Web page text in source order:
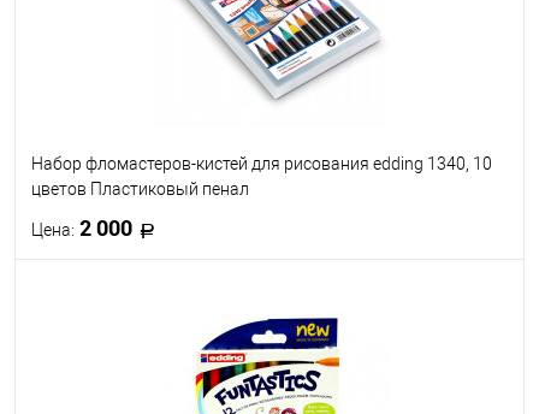
Набор фломастеров-кистей для рисования edding 1340, 10
цветов Пластиковый пенал
Цена: 2 000
В наличии